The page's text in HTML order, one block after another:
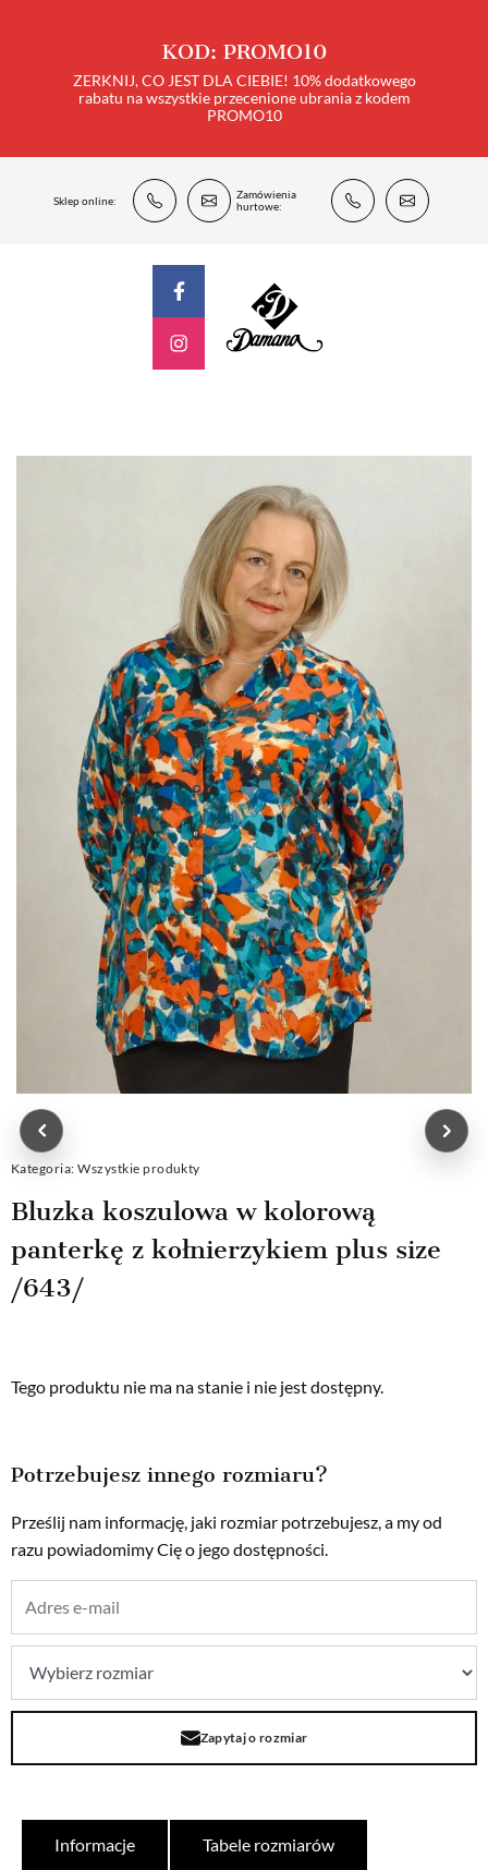
KOD: PROMO10
ZERKNIJ, CO JEST DLA CIEBIE! 10% dodatkowego
rabatu na wszystkie przecenione ubrania z kodem
PROMO10
Sklep online:
Zamówienia
hurtowe:
Kategoria: Wszystkie produkty
Bluzka koszulowa w kolorową
panterkę z kołnierzykiem plus size
/643/
Tego produktu nie ma na stanie i nie jest dostępny.
Potrzebujesz innego rozmiaru?
Prześlij nam informację, jaki rozmiar potrzebujesz, a my od
razu powiadomimy Cię o jego dostępności.
Zapytaj o rozmiar
Informacje Tabele rozmiarów